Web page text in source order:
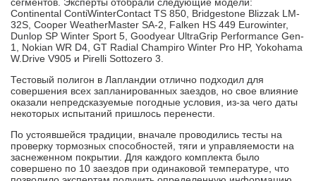
сегментов. Эксперты отобрали следующие модели:
Continental ContiWinterContact TS 850, Bridgestone Blizzak LM-
32S, Cooper WeatherMaster SA-2, Falken HS 449 Eurowinter,
Dunlop SP Winter Sport 5, Goodyear UltraGrip Performance Gen-
1, Nokian WR D4, GT Radial Champiro Winter Pro HP, Yokohama
W.Drive V905 и Pirelli Sottozero 3.
Тестовый полигон в Лапландии отлично подходил для
совершения всех запланированных заездов, но свое влияние
оказали непредсказуемые погодные условия, из-за чего даты
некоторых испытаний пришлось перенести.
По устоявшейся традиции, вначале проводились тесты на
проверку тормозных способностей, тяги и управляемости на
заснеженном покрытии. Для каждого комплекта было
совершено по 10 заездов при одинаковой температуре, что